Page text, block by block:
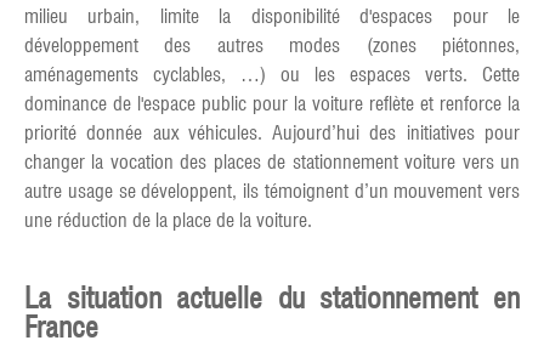
milieu urbain, limite la disponibilité d'espaces pour le
développement des autres modes (zones piétonnes,
aménagements cyclables, …) ou les espaces verts. Cette
dominance de l'espace public pour la voiture reflète et renforce la
priorité donnée aux véhicules. Aujourd’hui des initiatives pour
changer la vocation des places de stationnement voiture vers un
autre usage se développent, ils témoignent d’un mouvement vers
une réduction de la place de la voiture.
La situation actuelle du stationnement en
France